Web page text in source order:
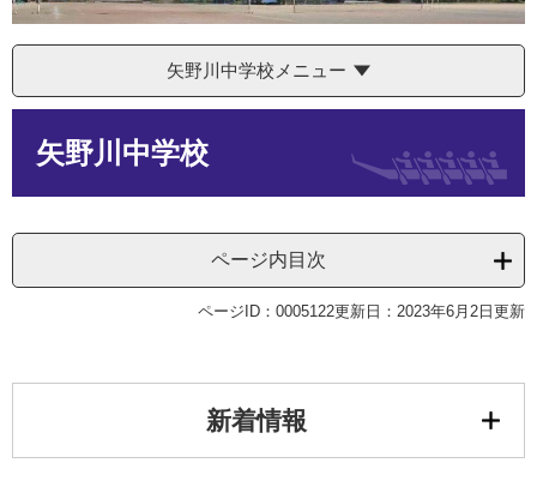
矢野川中学校メニュー
矢野川中学校
ページ内目次
ページID：0005122更新日：2023年6月2日更新
新着情報